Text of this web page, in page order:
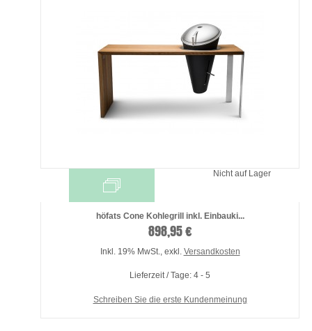
Nicht auf Lager
höfats Cone Kohlegrill inkl. Einbauki...
898,95 €
Inkl. 19% MwSt., exkl. Versandkosten
Lieferzeit / Tage: 4 - 5
Schreiben Sie die erste Kundenmeinung